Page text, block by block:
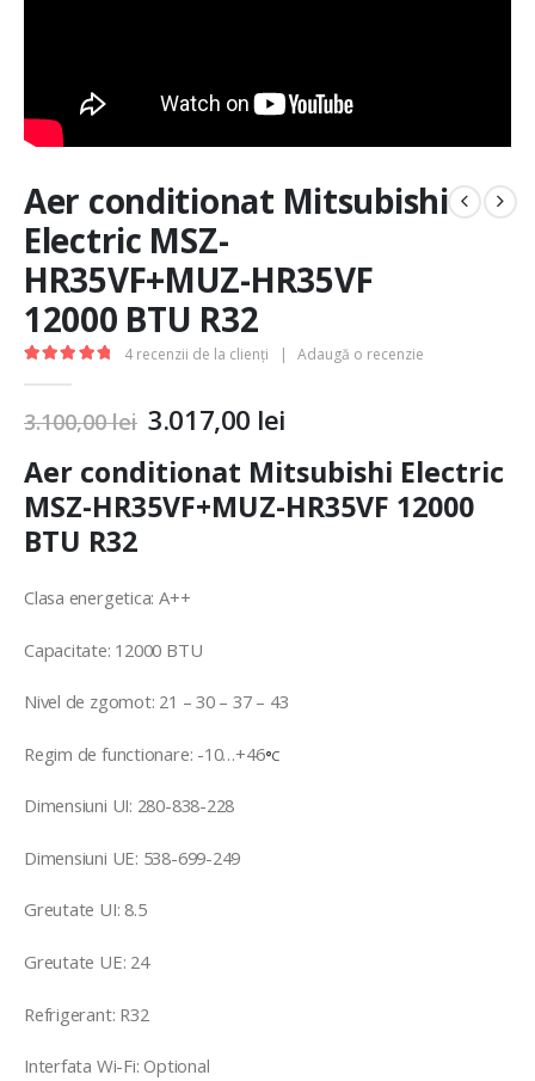
Aer conditionat Mitsubishi
Electric MSZ-
HR35VF+MUZ-HR35VF
12000 BTU R32
4 recenzii de la clienți | Adaugă o recenzie
3.100,00lei 3.017,00 lei
Aer conditionat Mitsubishi Electric
MSZ-HR35VF+MUZ-HR35VF 12000
BTU R32
Clasa energetica: A++
Capacitate: 12000 BTU
Nivel de zgomot: 21 – 30 – 37 – 43
Regim de functionare: -10…+46°C
Dimensiuni UI: 280-838-228
Dimensiuni UE: 538-699-249
Greutate UI: 8.5
Greutate UE: 24
Refrigerant: R32
Interfata Wi-Fi: Optional